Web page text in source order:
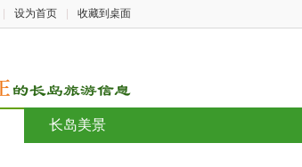
设为首页 收藏到桌面
长岛美景